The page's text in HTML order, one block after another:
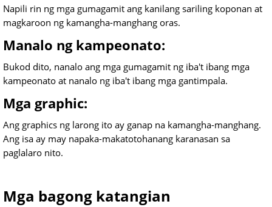
Napili rin ng mga gumagamit ang kanilang sariling koponan at
magkaroon ng kamangha-manghang oras.
Manalo ng kampeonato:
Bukod dito, nanalo ang mga gumagamit ng iba't ibang mga
kampeonato at nanalo ng iba't ibang mga gantimpala.
Mga graphic:
Ang graphics ng larong ito ay ganap na kamangha-manghang.
Ang isa ay may napaka-makatotohanang karanasan sa
paglalaro nito.
Mga bagong katangian